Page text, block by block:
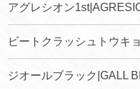
アグレシオン
ビートクラッシュトウキ
ジオールブラック|GALL